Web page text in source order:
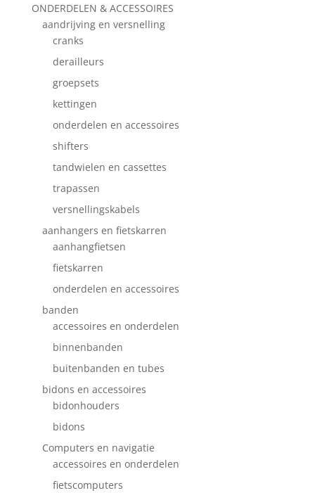
ONDERDELEN & ACCESSOIRES
aandrijving en versnelling
cranks
derailleurs
groepsets
kettingen
onderdelen en accessoires
shifters
tandwielen en cassettes
trapassen
versnellingskabels
aanhangers en fietskarren
aanhangfietsen
fietskarren
onderdelen en accessoires
banden
accessoires en onderdelen
binnenbanden
buitenbanden en tubes
bidons en accessoires
bidonhouders
bidons
Computers en navigatie
accessoires en onderdelen
fietscomputers